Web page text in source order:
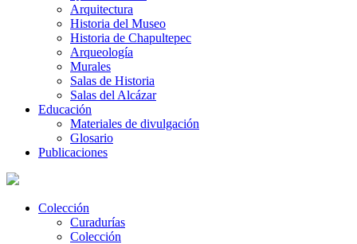
Arquitectura
Historia del Museo
Historia de Chapultepec
Arqueología
Murales
Salas de Historia
Salas del Alcázar
Educación
Materiales de divulgación
Glosario
Publicaciones
Colección
Curadurías
Colección